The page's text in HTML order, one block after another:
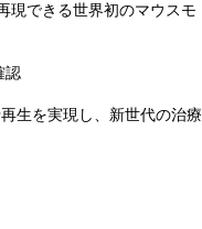
現できる世界初のマウスモ
認
生を実現し、新世代の治療